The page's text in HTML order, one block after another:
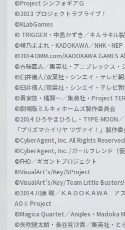
©Project シンフォギアＧ
©2013 プロジェクトラブライブ！
©KLabGames
© TRIGGER・中島かずき／キルラキル
©橙乃ままれ・KADOKAWA／NHK・NEP
©2014 DMM.com/KADOKAWA GAMES
©古味直志／集英社・アニプレックス・
©臼井儀人/双葉社・シンエイ・テレビ朝
©臼井儀人/双葉社・シンエイ・テレビ
©貴家悠・橘賢一／集英社・Project
©劇場版ミルキィホームズ製作委員会
©2014 ひろやまひろし・TYPE-MOON
「プリズマ☆イリヤ ツヴァイ！」製作委
©CyberAgent, Inc. All Rights Reserved.
©CyberAgent, Inc. /ガールフレンド（
©FHO／ギガントプロジェクト
©VisualArt's/Key/SProject
©VisualArt's/Key/Team Little Busters!
©2014 川原 礫／ＫＡＤＯＫＡＷＡ ア
AOⅡ Project
©Magica Quartet／Aniplex・Madoka
©矢吹健太朗・長谷見沙貴／集英社・と